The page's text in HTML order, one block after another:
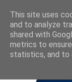
This site uses
and to analyze
shared with
metrics to
statistics, and to